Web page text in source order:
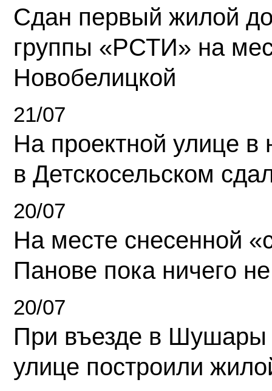
Сдан первый жилой
группы «РСТИ» на
Новобелицкой
21/07
На проектной улице
в Детскосельском
20/07
На месте снесенной
Панове пока ничего
20/07
При въезде в Шушары
улице построили